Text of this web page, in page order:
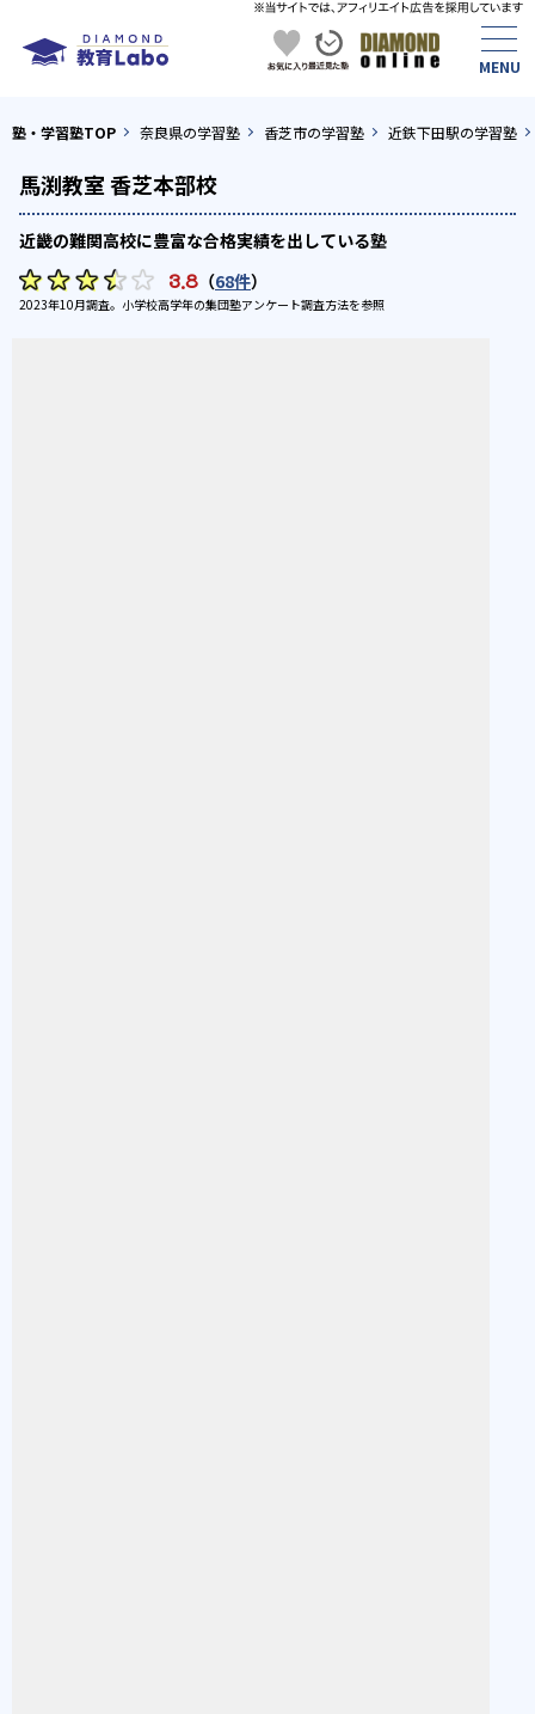
塾・学習塾TOP 奈良県の学習塾 香芝市の学習塾 近鉄下田駅の学習塾
馬渕教室 香芝本部校
近畿の難関高校に豊富な合格実績を出している塾
3.8 （68件）
2023年10月調査。 小学校高学年の集団塾アンケート調査方法を参照